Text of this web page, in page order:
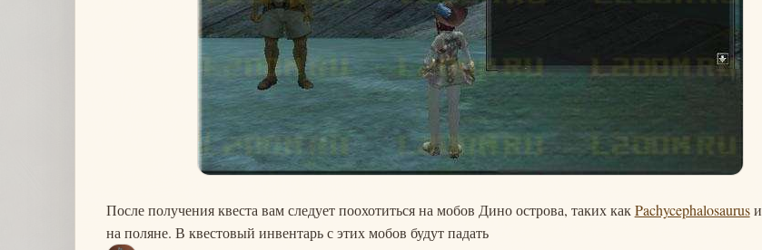
После получения квеста вам следует поохотиться на мобов Дино острова, таких какPachycephalosaurusи
на поляне. В квестовый инвентарь с этих мобов будут падать